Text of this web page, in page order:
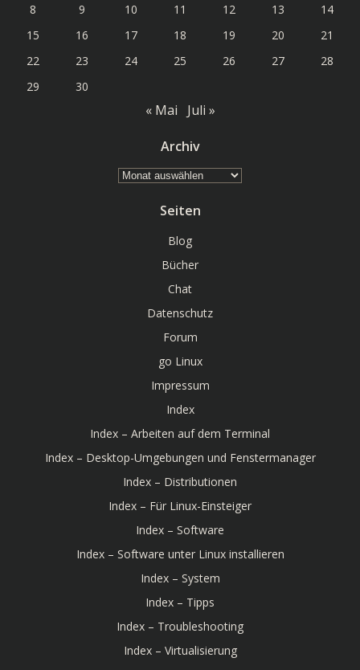
8
9 10 11 12 13
14
15
16 17 18 19 20
21
22
23 24 25 26 27
28
29
30
« Mai Juli »
Archiv
Archiv
Seiten
Blog
Bücher
Chat
Datenschutz
Forum
go Linux
Impressum
Index
Index – Arbeiten auf dem Terminal
Index – Desktop-Umgebungen und Fenstermanager
Index – Distributionen
Index – Für Linux-Einsteiger
Index – Software
Index – Software unter Linux installieren
Index – System
Index – Tipps
Index – Troubleshooting
Index – Virtualisierung